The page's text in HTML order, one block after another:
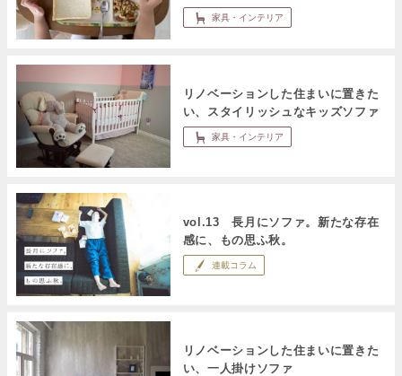
家具・インテリア
リノベーションした住まいに置きた
い、スタイリッシュなキッズソファ
家具・インテリア
vol.13 長月にソファ。新たな存在
感に、もの思ふ秋。
連載コラム
リノベーションした住まいに置きた
い、一人掛けソファ